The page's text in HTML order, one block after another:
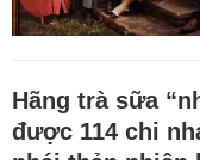
Hãng trà sữa
được 114 chi